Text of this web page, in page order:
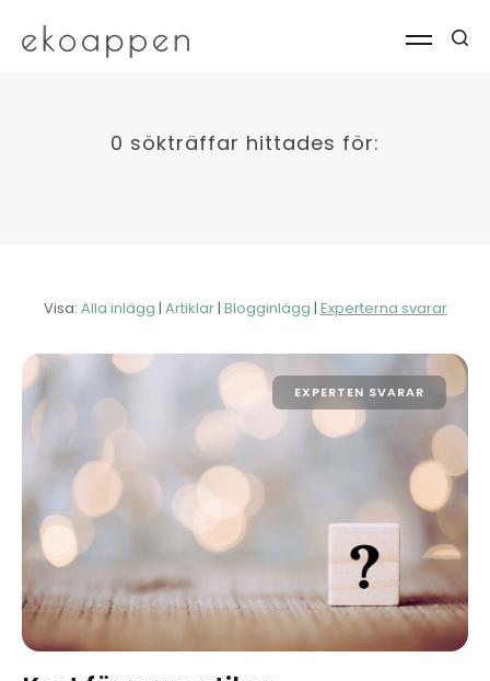
0 sökträffar hittades för:
Visa: Alla inlägg | Artiklar| Blogginlägg | Experterna svarar
EXPERTEN SVARAR